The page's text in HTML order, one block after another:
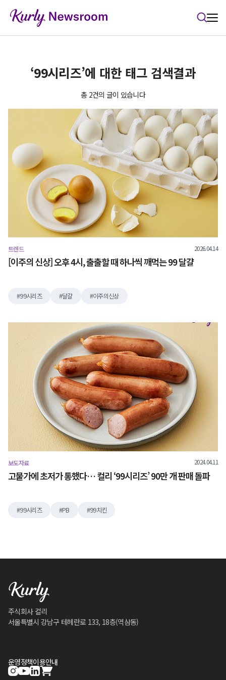
‘99시리즈’에 대한 태그 검색결과
총 2건의 글이 있습니다
트렌드 2026.04.14
[이주의 신상] 오후 4시, 출출할 때 하나씩 깨먹는 99 달걀
99시리즈 달걀 이주의신상
보도자료 2024.04.11
고물가에 초저가 통했다… 컬리 ‘99시리즈’ 90만 개 판매 돌파
99시리즈 PB 99치킨
주식회사 컬리
서울특별시 강남구 테헤란로 133, 18층(역삼동)
운영정책이용안내